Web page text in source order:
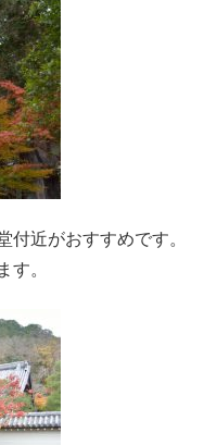
付近がおすすめです。
す。